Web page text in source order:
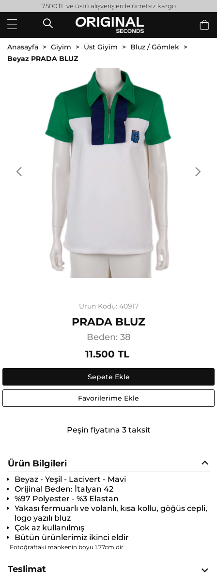
7500TL ve üstü alışverişlerde ücretsiz kargo
Anasayfa Giyim Üst Giyim
Bluz / Gömlek
Beyaz PRADA BLUZ
Ürün Kodu: 40917
PRADA BLUZ
Beden: 38
11.500 TL
Sepete Ekle
Favorilerime Ekle
Peşin fiyatına 3 taksit
Ürün Bilgileri
Beyaz - Yeşil - Lacivert - Mavi
Orijinal Beden: İtalyan 42
%97 Polyester - %3 Elastan
Yakası fermuarlı ve volanlı, kısa kollu, göğüs cepli,
logo yazılı bluz
Çok az kullanılmış
Bütün ürünlerimiz ikinci eldir
Fotoğraftaki mankenin boyu 1.77cm.dir
Teslimat